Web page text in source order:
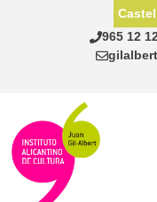
965 12